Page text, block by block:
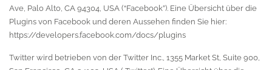
Ave, Palo Alto, CA 94304, USA (“Facebook”). Eine Übersicht über die
Plugins von Facebook und deren Aussehen finden Sie hier:
https://developers.facebook.com/docs/plugins
Twitter wird betrieben von der Twitter Inc., 1355 Market St, Suite 900,